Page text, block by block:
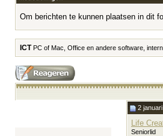
Om berichten te kunnen plaatsen in dit
ICT PC of Mac, Office en andere software,
2
Life
Seniorlid